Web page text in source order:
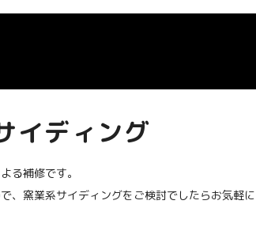
イディング
る補修です。
、窯業系サイディングをご検討でしたらお気軽に